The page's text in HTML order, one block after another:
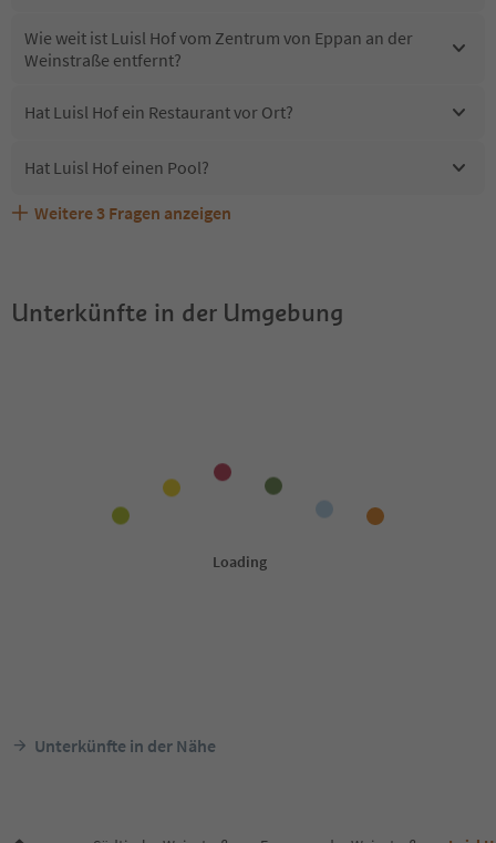
Wie weit ist Luisl Hof vom Zentrum von Eppan an der
Weinstraße entfernt?
Hat Luisl Hof ein Restaurant vor Ort?
Hat Luisl Hof einen Pool?
Sind Haustiere in der Unterkunft Luisl Hof erlaubt?
Welche Services bietet Luisl Hof?
Erhalten die Gäste von Luisl Hof einen Südtirol
Weitere 3 Fragen anzeigen
Unterkünfte in der Umgebung
Unterkünfte in der Nähe